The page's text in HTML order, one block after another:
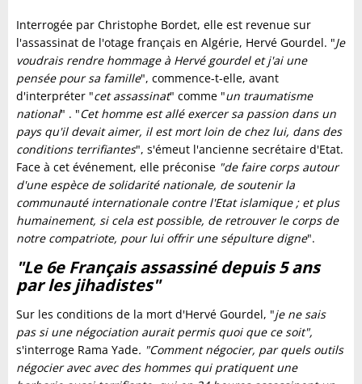
Interrogée par Christophe Bordet, elle est revenue sur
l'assassinat de l'otage français en Algérie, Hervé Gourdel. "Je
voudrais rendre hommage à Hervé gourdel et j'ai une
pensée pour sa famille", commence-t-elle, avant
d'interpréter "cet assassinat" comme "un traumatisme
national" . "Cet homme est allé exercer sa passion dans un
pays qu'il devait aimer, il est mort loin de chez lui, dans des
conditions terrifiantes", s'émeut l'ancienne secrétaire d'Etat.
Face à cet événement, elle préconise "de faire corps autour
d'une espèce de solidarité nationale, de soutenir la
communauté internationale contre l'Etat islamique ; et plus
humainement, si cela est possible, de retrouver le corps de
notre compatriote, pour lui offrir une sépulture digne".
"Le 6e Français assassiné depuis 5 ans
par les jihadistes"
Sur les conditions de la mort d'Hervé Gourdel, "je ne sais
pas si une négociation aurait permis quoi que ce soit",
s'interroge Rama Yade. "Comment négocier, par quels outils
négocier avec avec des hommes qui pratiquent une